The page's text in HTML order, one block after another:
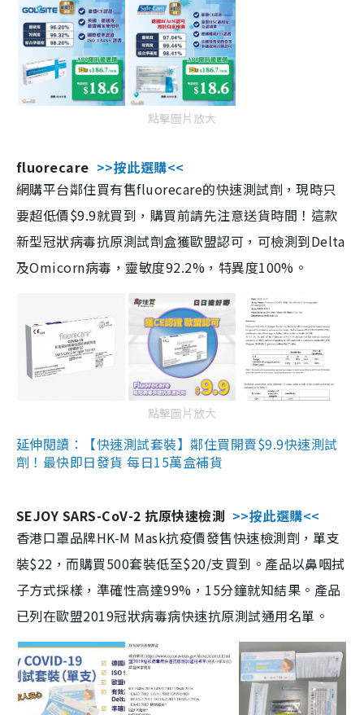
點擊圖片放大
fluorecare >>按此選購<<
網購平台鄰住買有售fluorecare的快速測試劑，現時只
要超低價$9.9就買到，購買前請先注意送貨時間！這款
新型冠狀病毒抗原測試劑盒獲歐盟認可，可檢測到Delta
及Omicorn病毒，靈敏度92.2%，特異度100%。
點擊圖片放大
延伸閱讀：【快速測試套裝】鄰住買開賣$9.9快速測試
劑！最快即日發貨 每日15萬盒補貨
SEJOY SARS-CoV-2 抗原快速檢測 >>按此選購<<
香港口罩品牌HK-M Mask抗疫價發售快速檢測劑，單支
裝$22，而購買500套裝低至$20/支買到。產品以鼻咽拭
子方式採樣，準確性高達99%，15分鐘就知結果。產品
已列在歐盟2019冠狀病毒病快速抗原測試通用名單。